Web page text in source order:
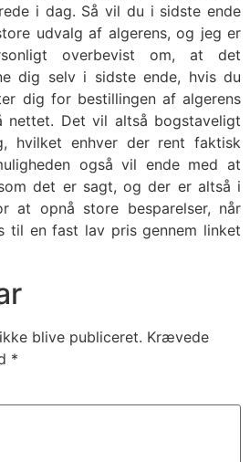
i dag. Så vil du i sidste ende
udvalg af algerens, og jeg er
overbevist om, at det
dig selv i sidste ende, hvis du
dig for bestillingen af algerens
Det vil altså bogstaveligt
hvilket enhver der rent faktisk
også vil ende med at
det er sagt, og der er altså i
at opnå store besparelser, når
til en fast lav pris gennem linket
blive publiceret. Krævede
*